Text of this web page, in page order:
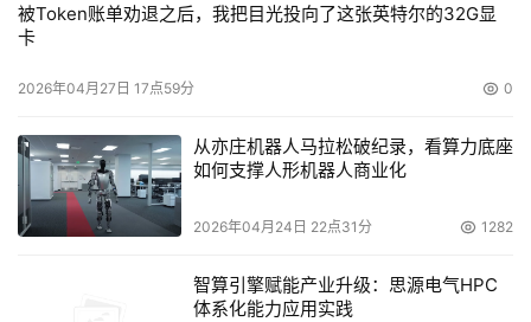
被Token账单劝退之后，我把目光投向了这张英特尔的32G显
卡
2026年04月27日 17点59分 0
从亦庄机器人马拉松破纪录，看算力底座
如何支撑人形机器人商业化
2026年04月24日 22点31分 1282
智算引擎赋能产业升级：思源电气HPC
体系化能力应用实践